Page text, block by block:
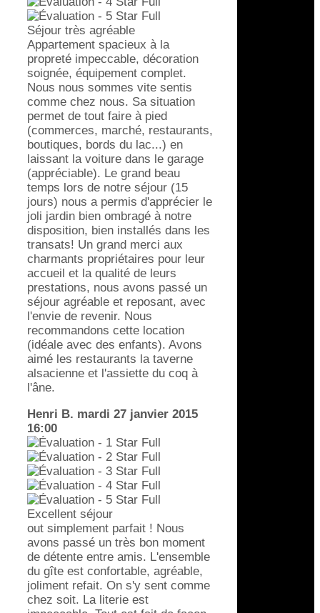
Séjour très agréable
Appartement spacieux à la
propreté impeccable, décoration
soignée, équipement complet.
Nous nous sommes vite sentis
comme chez nous. Sa situation
permet de tout faire à pied
(commerces, marché, restaurants,
boutiques, bords du lac...) en
laissant la voiture dans le garage
(appréciable). Le grand beau
temps lors de notre séjour (15
jours) nous a permis d'apprécier le
joli jardin bien ombragé à notre
disposition, bien installés dans les
transats! Un grand merci aux
charmants propriétaires pour leur
accueil et la qualité de leurs
prestations, nous avons passé un
séjour agréable et reposant, avec
l'envie de revenir. Nous
recommandons cette location
(idéale avec des enfants). Avons
aimé les restaurants la taverne
alsacienne et l'assiette du coq à
l'âne.
Henri B. mardi 27 janvier 2015
16:00
Excellent séjour
out simplement parfait ! Nous
avons passé un très bon moment
de détente entre amis. L'ensemble
du gîte est confortable, agréable,
joliment refait. On s'y sent comme
chez soit. La literie est